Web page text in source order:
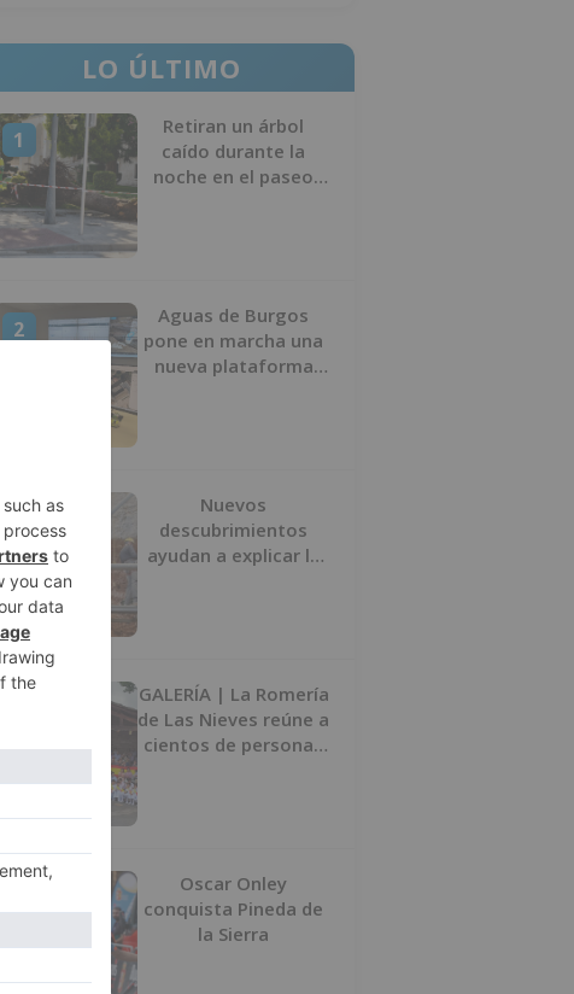
LO ÚLTIMO
1
Retiran un árbol
caído durante la
noche en el paseo
2
Aguas de Burgos
pone en marcha una
nueva plataforma
3
Nuevos
descubrimientos
ayudan a explicar la
GALERÍA | La Romería
de Las Nieves reúne a
cientos de personas
Oscar Onley
conquista Pineda de
la Sierra